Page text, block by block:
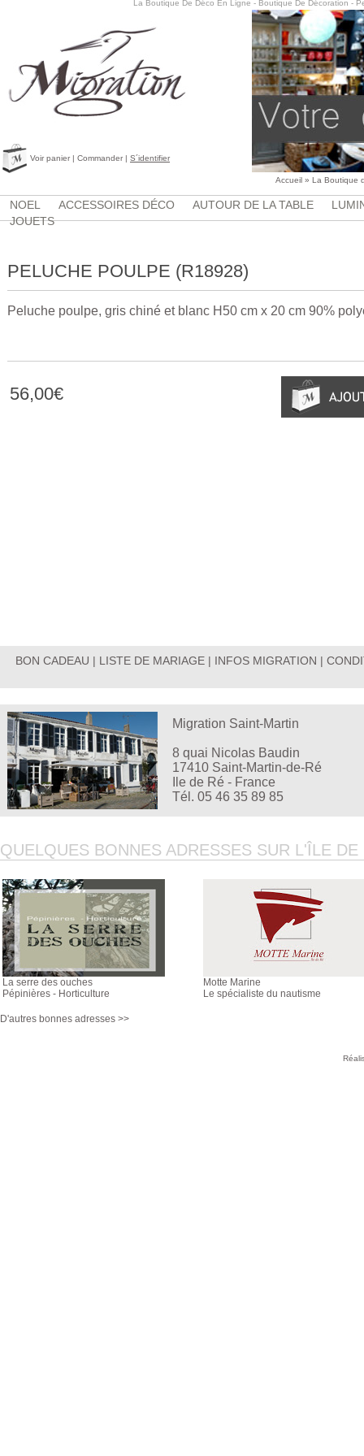
La Boutique De Déco En Ligne - Boutique De Décoration -
Voir panier | Commander | S´identifier
Accueil » La Boutique
NOEL ACCESSOIRES DÉCO AUTOUR DE LA TABLE
JOUETS
PELUCHE POULPE (R18928)
Peluche poulpe, gris chiné et blanc H50 cm x 20 cm 90%
56,00€
BON CADEAU | LISTE DE MARIAGE| INFOS MIGRATION |
Migration Saint-Martin
8 quai Nicolas Baudin
17410 Saint-Martin-de-Ré
Ile de Ré - France
Tél. 05 46 35 89 85
QUELQUES BONNES ADRESSES SUR L'ÎLE DE
La serre des ouches
Pépinières - Horticulture
Motte Marine
Le spécialiste du nautisme
D'autres bonnes adresses >>